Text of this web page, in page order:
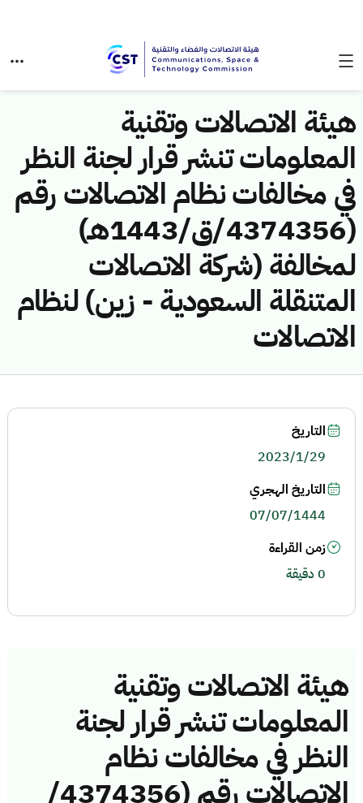
هيئة الاتصالات وتقنية
المعلومات تنشر قرار لجنة النظر
في مخالفات نظام الاتصالات رقم
(4374356/ق/1443هـ)
لمخالفة (شركة الاتصالات
المتنقلة السعودية - زين) لنظام
الاتصالات
هيئة الاتصالات وتقنية
المعلومات تنشر قرار لجنة
النظر في مخالفات نظام
الاتصالات رقم (4374356/
التاريخ
2023/1/29
التاريخ الهجري
07/07/1444
زمن القراءة
0 دقيقة